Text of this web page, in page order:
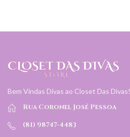
Bem Vindas Divas ao Closet Das Divas!
Rua Coronel José Pessoa
(81) 98747-4483